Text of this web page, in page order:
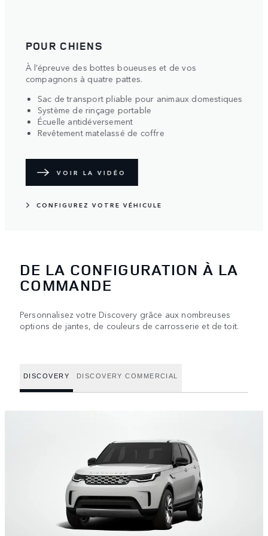
POUR CHIENS
À l’épreuve des bottes boueuses et de vos
compagnons à quatre pattes.
Sac de transport pliable pour animaux domestiques
Système de rinçage portable
Écuelle antidéversement
Revêtement matelassé de coffre
VOIR LA VIDÉO
CONFIGUREZ VOTRE VÉHICULE
DE LA CONFIGURATION À LA
COMMANDE
Personnalisez votre Discovery grâce aux nombreuses
options de jantes, de couleurs de carrosserie et de toit.
DISCOVERY DISCOVERY COMMERCIAL